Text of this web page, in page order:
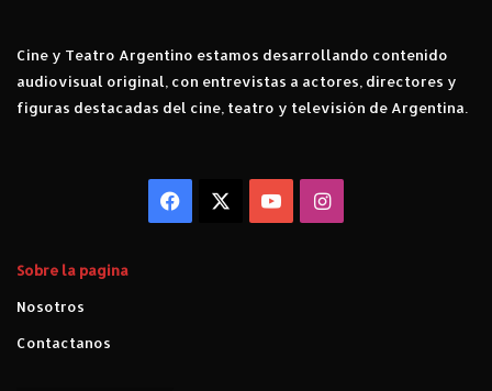
Cine y Teatro Argentino estamos desarrollando contenido
audiovisual original, con entrevistas a actores, directores y
figuras destacadas del cine, teatro y televisión de Argentina.
Facebook YouTubeInstagram
Sobre la pagina
Nosotros
Contactanos